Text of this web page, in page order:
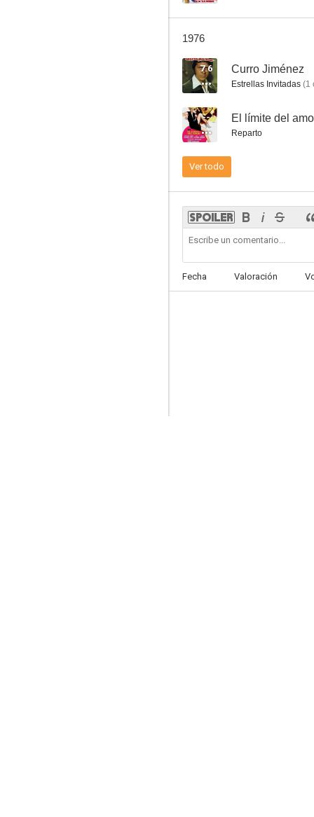
--
--
1976
7.6 Curro Jiménez
Estrellas Invitadas (1
-- El límite del
Reparto
Ver todo
Fecha Valoración